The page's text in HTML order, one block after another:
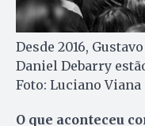
Desde 2016,
Daniel Debarry
Foto: Luciano Viana
O que aconteceu